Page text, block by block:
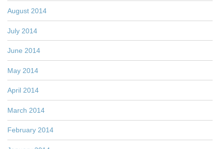
August 2014
July 2014
June 2014
May 2014
April 2014
March 2014
February 2014